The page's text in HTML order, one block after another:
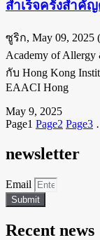
สำเร็จครั้งสำคั
ซูริก, May 09, 2025
Academy of
กับ Hong Kong
EAACI Hong
May 9, 2025
Page1 Page2 Page3
newsletter
Email
Submit
Recent news